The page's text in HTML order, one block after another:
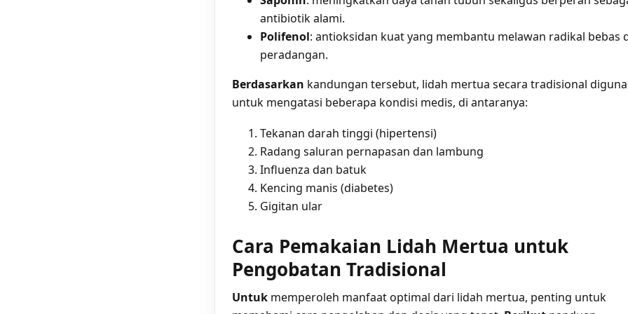
antibiotik alami.
Polifenol: antioksidan kuat yang membantu melawan radikal bebas
peradangan.
Berdasarkan kandungan tersebut, lidah mertua secara tradisional
untuk mengatasi beberapa kondisi medis, di antaranya:
Tekanan darah tinggi (hipertensi)
Radang saluran pernapasan dan lambung
Influenza dan batuk
Kencing manis (diabetes)
Gigitan ular
Cara Pemakaian Lidah Mertua untuk
Pengobatan Tradisional
Untuk memperoleh manfaat optimal dari lidah mertua, penting untuk